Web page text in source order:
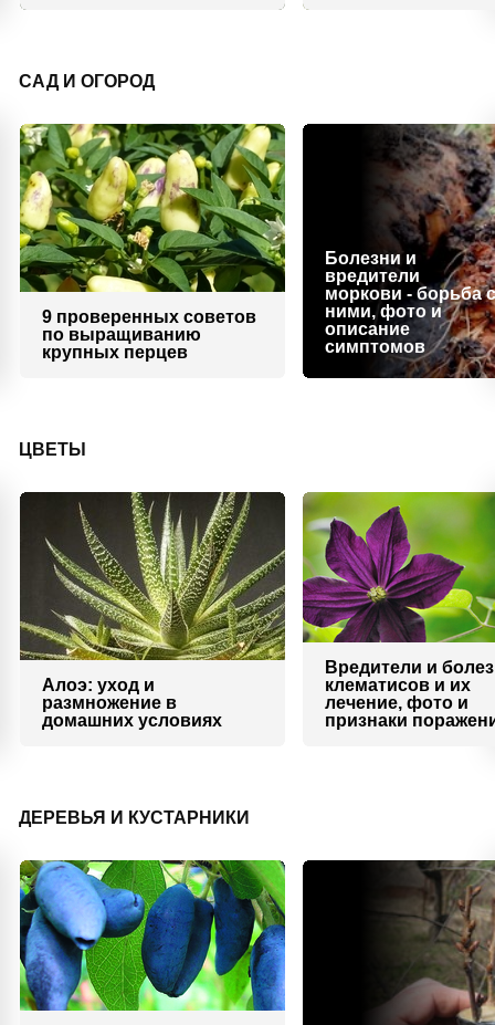
САД И ОГОРОД
9 проверенных советов
по выращиванию
крупных перцев
Болезни и
вредители
моркови - борьба с
ними, фото и
описание
симптомов
ЦВЕТЫ
Алоэ: уход и
размножение в
домашних условиях
Вредители и
клематисов и их
лечение, фото и
признаки
ДЕРЕВЬЯ И КУСТАРНИКИ